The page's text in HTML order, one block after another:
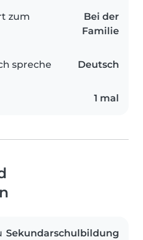
zum
Bei der
Familie
spreche Deutsch
1 mal
Sekundarschulbildung